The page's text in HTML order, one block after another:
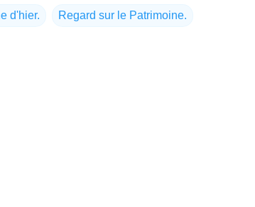
d'hier. Regard sur le Patrimoine.